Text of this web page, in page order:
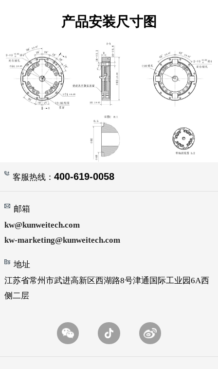
产品安装尺寸图
客服热线： 400-619-0058
邮箱
kw@kunweitech.com
kw-marketing@kunweitech.com
地址
江苏省常州市武进高新区西湖路8号津通国际工业园6A西
侧二层